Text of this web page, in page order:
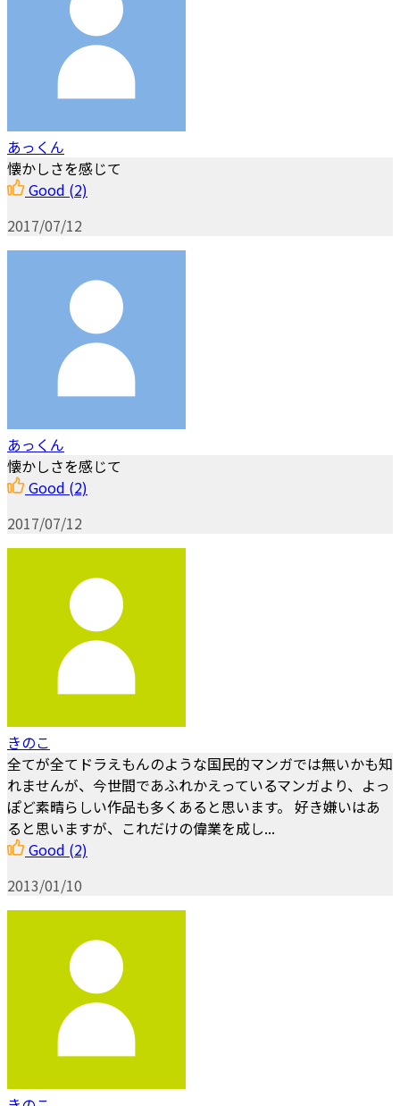
あっくん
懐かしさを感じて
Good (2)
2017/07/12
あっくん
懐かしさを感じて
Good (2)
2017/07/12
きのこ
全てが全てドラえもんのような国民的マンガでは無いかも知
れませんが、今世間であふれかえっているマンガより、よっ
ぽど素晴らしい作品も多くあると思います。 好き嫌いはあ
ると思いますが、これだけの偉業を成し...
Good (2)
2013/01/10